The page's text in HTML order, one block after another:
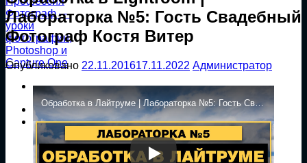
Главная
Уроки
Уроки Photoshop
Уроки Capture One
Уроки Lightroom
Лабораторка №5: Гость Свадебный
Фотограф Костя Витер
Опубликовано 22.11.201617.11.2022 Администратор